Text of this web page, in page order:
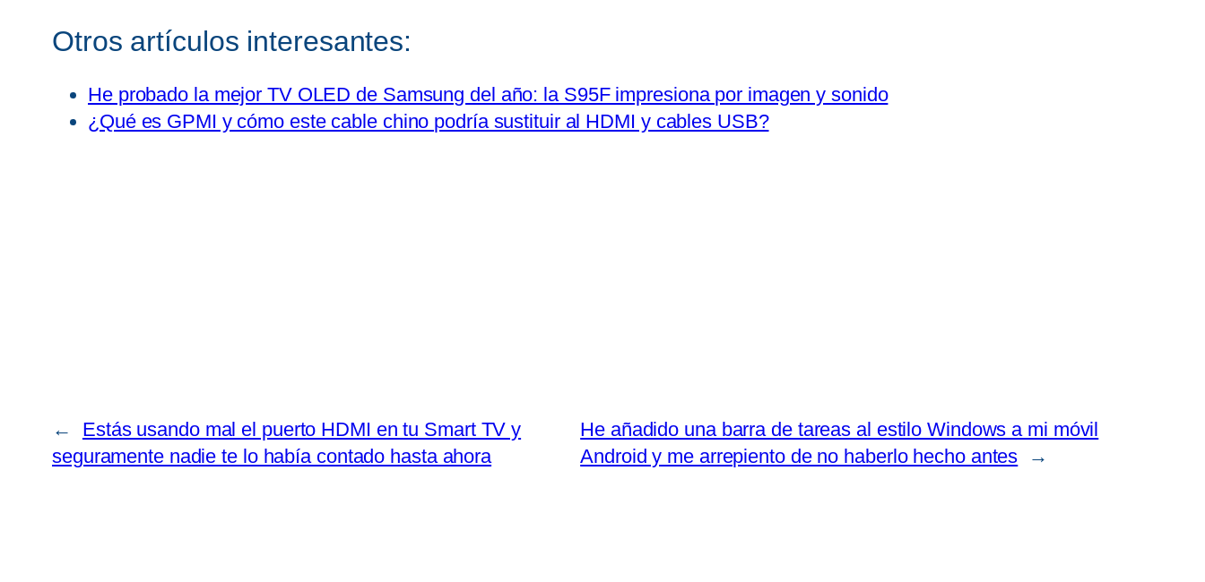
Otros artículos interesantes:
He probado la mejor TV OLED de Samsung del año: la S95F impresiona por imagen y sonido
¿Qué es GPMI y cómo este cable chino podría sustituir al HDMI y cables USB?
←
Estás usando mal el puerto HDMI en tu Smart TV y
seguramente nadie te lo había contado hasta ahora
He añadido una barra de tareas al estilo Windows a mi móvil
Android y me arrepiento de no haberlo hecho antes
→